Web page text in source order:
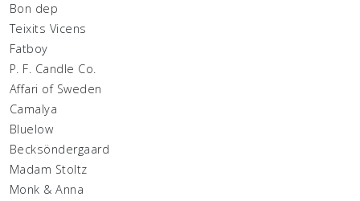
Bon dep
Teixits Vicens
Fatboy
P. F. Candle Co.
Affari of Sweden
Camalya
Bluelow
Becksöndergaard
Madam Stoltz
Monk & Anna